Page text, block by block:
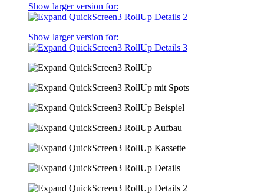
Show larger version for:
Show larger version for: